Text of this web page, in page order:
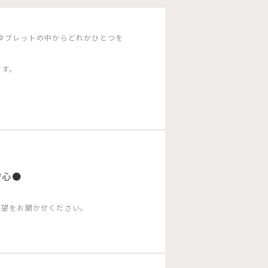
レットの中からどれかひとつを
。
心●
をお聞かせください。